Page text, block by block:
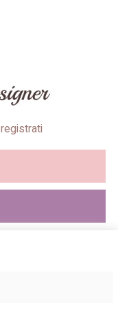
registrati